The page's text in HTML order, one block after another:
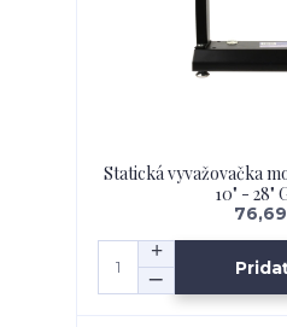
Statická vyvažovačka
10" - 28"